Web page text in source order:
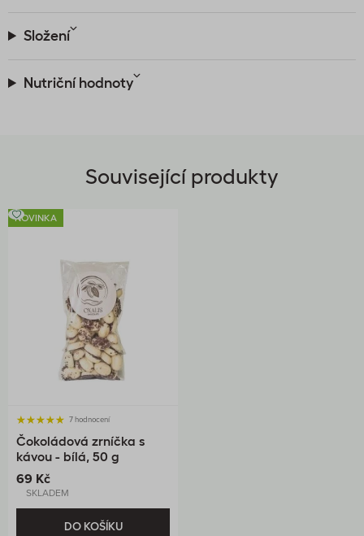
Složení
Nutriční hodnoty
Související produkty
NOVINKA
7 hodnocení
Čokoládová zrníčka s
kávou - bílá, 50 g
69 Kč
SKLADEM
DO KOŠÍKU